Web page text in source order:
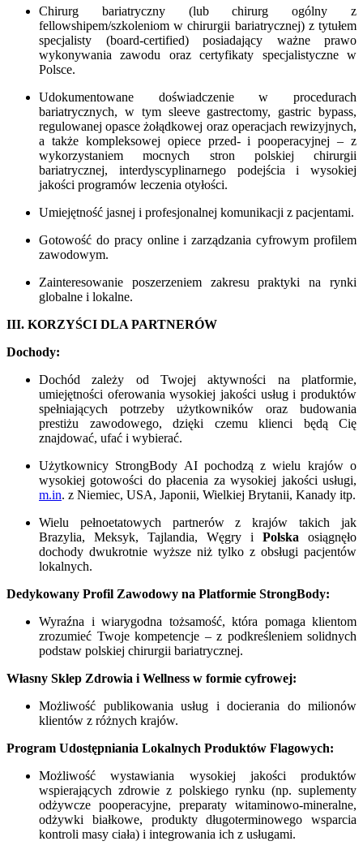
Chirurg bariatryczny (lub chirurg ogólny z
fellowshipem/szkoleniom w chirurgii bariatrycznej) z tytułem
specjalisty (board-certified) posiadający ważne prawo
wykonywania zawodu oraz certyfikaty specjalistyczne w
Polsce.
Udokumentowane doświadczenie w procedurach
bariatrycznych, w tym sleeve gastrectomy, gastric bypass,
regulowanej opasce żołądkowej oraz operacjach rewizyjnych,
a także kompleksowej opiece przed- i pooperacyjnej – z
wykorzystaniem mocnych stron polskiej chirurgii
bariatrycznej, interdyscyplinarnego podejścia i wysokiej
jakości programów leczenia otyłości.
Umiejętność jasnej i profesjonalnej komunikacji z pacjentami.
Gotowość do pracy online i zarządzania cyfrowym profilem
zawodowym.
Zainteresowanie poszerzeniem zakresu praktyki na rynki
globalne i lokalne.
III. KORZYŚCI DLA PARTNERÓW
Dochody:
Dochód zależy od Twojej aktywności na platformie,
umiejętności oferowania wysokiej jakości usług i produktów
spełniających potrzeby użytkowników oraz budowania
prestiżu zawodowego, dzięki czemu klienci będą Cię
znajdować, ufać i wybierać.
Użytkownicy StrongBody AI pochodzą z wielu krajów o
wysokiej gotowości do płacenia za wysokiej jakości usługi,
m.in. z Niemiec, USA, Japonii, Wielkiej Brytanii, Kanady itp.
Wielu pełnoetatowych partnerów z krajów takich jak
Brazylia, Meksyk, Tajlandia, Węgry i Polska osiągnęło
dochody dwukrotnie wyższe niż tylko z obsługi pacjentów
lokalnych.
Dedykowany Profil Zawodowy na Platformie StrongBody:
Wyraźna i wiarygodna tożsamość, która pomaga klientom
zrozumieć Twoje kompetencje – z podkreśleniem solidnych
podstaw polskiej chirurgii bariatrycznej.
Własny Sklep Zdrowia i Wellness w formie cyfrowej:
Możliwość publikowania usług i docierania do milionów
klientów z różnych krajów.
Program Udostępniania Lokalnych Produktów Flagowych:
Możliwość wystawiania wysokiej jakości produktów
wspierających zdrowie z polskiego rynku (np. suplementy
odżywcze pooperacyjne, preparaty witaminowo-mineralne,
odżywki białkowe, produkty długoterminowego wsparcia
kontroli masy ciała) i integrowania ich z usługami.